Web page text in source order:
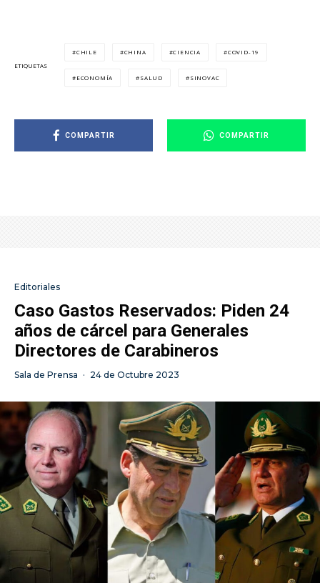
ETIQUETAS
CHILE CHINA CIENCIA COVID-19
ECONOMÍA SALUD SINOVAC
COMPARTIR COMPARTIR
Editoriales
Caso Gastos Reservados: Piden 24
años de cárcel para Generales
Directores de Carabineros
Sala de Prensa · 24 de Octubre 2023